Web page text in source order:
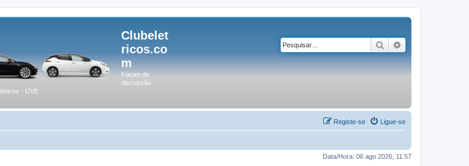
Clubelet
ricos.co
m
Fórum de
discussão
- UVE
Pesquisar
Ligue-se
Registe-se
Data/Hora: 06 ago 2026, 11:57